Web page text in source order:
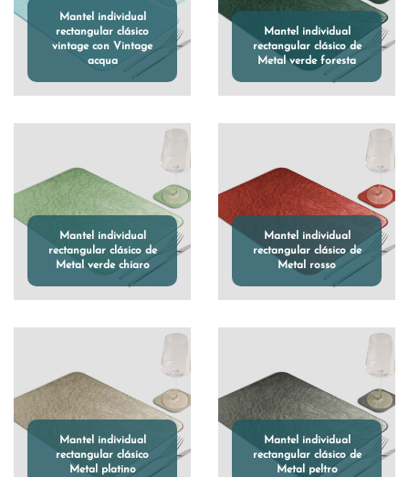
Mantel individual
rectangular clásico
vintage con Vintage
acqua
Mantel individual
rectangular clásico de
Metal verde foresta
Mantel individual
rectangular clásico de
Metal verde chiaro
Mantel individual
rectangular clásico de
Metal rosso
Mantel individual
rectangular clásico
Metal platino
Mantel individual
rectangular clásico de
Metal peltro